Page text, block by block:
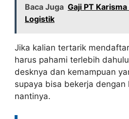
Baca Juga Gaji PT
Logistik
Jika kalian tertarik
harus pahami terlebih
desknya dan kemampuan
supaya bisa bekerja dengan
nantinya.